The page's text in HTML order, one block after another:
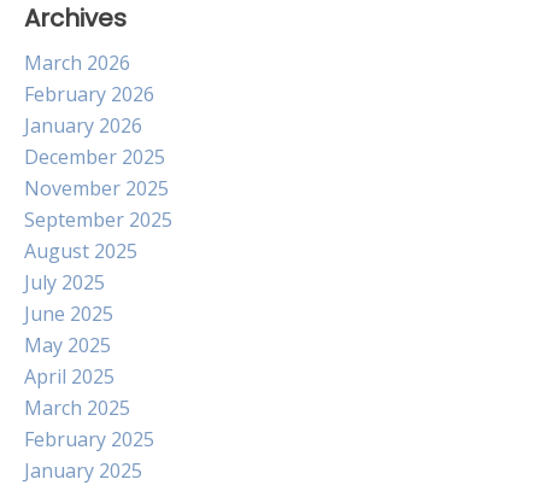
Archives
March 2026
February 2026
January 2026
December 2025
November 2025
September 2025
August 2025
July 2025
June 2025
May 2025
April 2025
March 2025
February 2025
January 2025